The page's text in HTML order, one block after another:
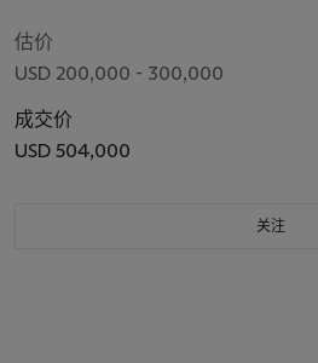
估价
USD 200,000 - 300,000
成交价
USD 504,000
关注